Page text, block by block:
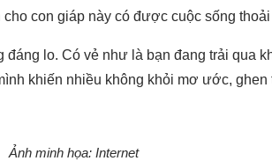
con giáp này có được cuộc sống thoải
đáng lo. Có vẻ như là bạn đang trải qua
khiến nhiều không khỏi mơ ước, ghen
Ảnh minh họa: Internet